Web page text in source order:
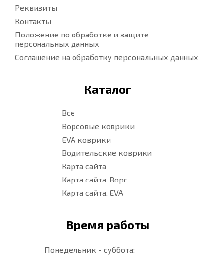
Реквизиты
Контакты
Положение по обработке и защите
персональных данных
Соглашение на обработку персональных данных
Каталог
Все
Ворсовые коврики
EVA коврики
Водительские коврики
Карта сайта
Карта сайта. Ворс
Карта сайта. EVA
Время работы
Понедельник - суббота: